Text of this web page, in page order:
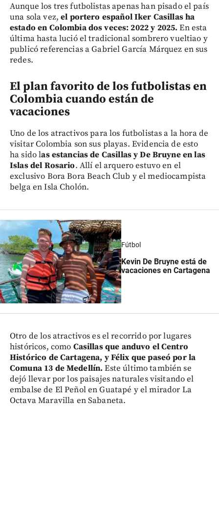
Aunque los tres futbolistas apenas han pisado el país
una sola vez,el portero español Iker Casillas ha
estado en Colombia dos veces: 2022 y 2025. En esta
última hasta lució el tradicional sombrero vueltiao y
publicó referencias a Gabriel García Márquez en sus
redes.
El plan favorito de los futbolistas en
Colombia cuando están de
vacaciones
Uno de los atractivos para los futbolistas a la hora de
visitar Colombia son sus playas. Evidencia de esto
ha sido las estancias de Casillas y De Bruyne en las
Islas del Rosario. Allí el arquero estuvo en el
exclusivo Bora Bora Beach Club y el mediocampista
belga en Isla Cholón.
Fútbol
Kevin De Bruyne está de
vacaciones en Cartagena
Otro de los atractivos es el recorrido por lugares
históricos, como Casillas que anduvo el Centro
Histórico de Cartagena, y Félix que paseó por la
Comuna 13 de Medellín. Este último también se
dejó llevar por los paisajes naturales visitando el
embalse de El Peñol en Guatapé y el mirador La
Octava Maravilla en Sabaneta.